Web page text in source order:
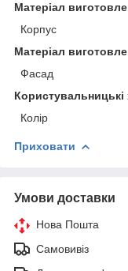
Матеріал
Корпус
Матеріал
Фасад
Користувальницькі
Колір
Приховати
Умови доставки
Нова Пошта
Самовивіз